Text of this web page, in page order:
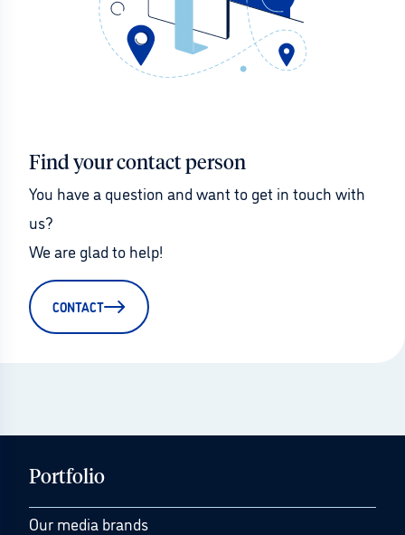
Find your contact person
You have a question and want to get in touch with
us?
We are glad to help!
CONTACT
Portfolio
Our media brands